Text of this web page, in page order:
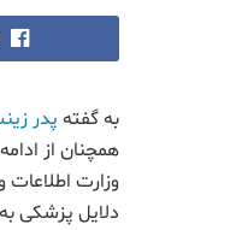
به گفته پدر
همچنان از
وزارت
دلایل پزشکی